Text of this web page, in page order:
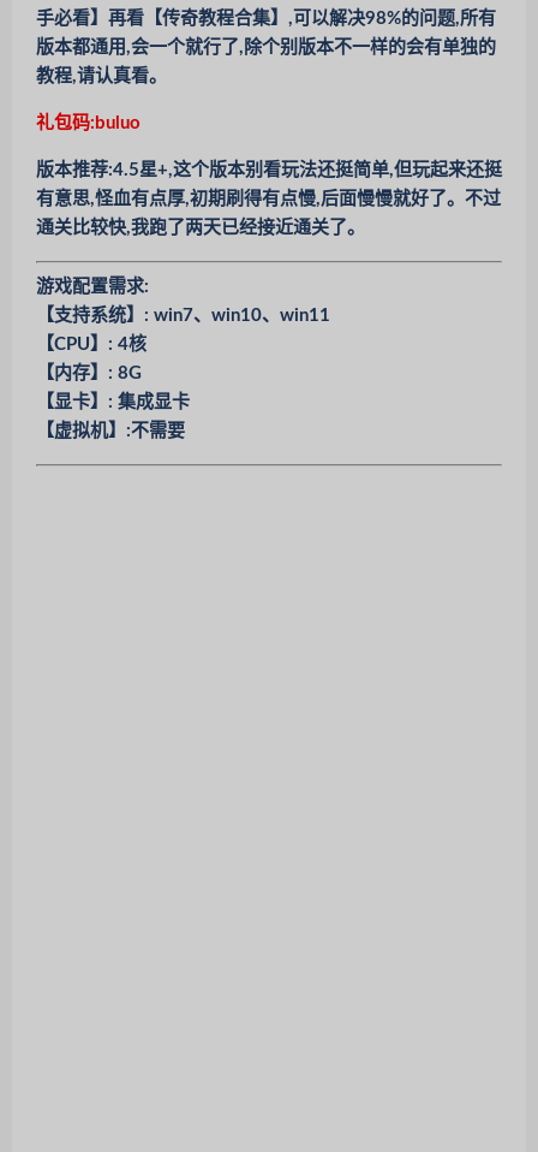
手必看】再看【传奇教程合集】,可以解决98%的问题,所有
版本都通用,会一个就行了,除个别版本不一样的会有单独的
教程,请认真看。
礼包码:buluo
版本推荐:4.5星+,这个版本别看玩法还挺简单,但玩起来还挺
有意思,怪血有点厚,初期刷得有点慢,后面慢慢就好了。不过
通关比较快,我跑了两天已经接近通关了。
游戏配置需求:
【支持系统】: win7、win10、win11
【CPU】: 4核
【内存】: 8G
【显卡】: 集成显卡
【虚拟机】:不需要